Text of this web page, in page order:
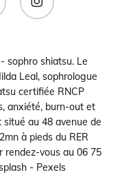
sophro shiatsu. Le
Leal, sophrologue
certifiée RNCP
anxiété, burn-out et
au 48 avenue de
à pieds du RER
rendez-vous au 06 75
- Pexels